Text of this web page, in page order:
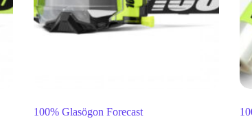
100% Glasögon Forecast